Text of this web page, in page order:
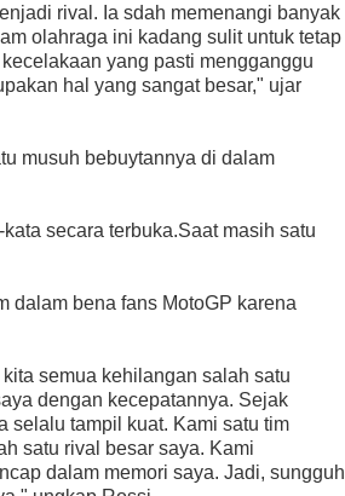
rival. Ia sdah memenangi banyak
olahraga ini kadang sulit untuk tetap
yang pasti mengganggu
hal yang sangat besar," ujar
musuh bebuytannya di dalam
secara terbuka.Saat masih satu
dalam bena fans MotoGP karena
semua kehilangan salah satu
dengan kecepatannya. Sejak
selalu tampil kuat. Kami satu tim
satu rival besar saya. Kami
dalam memori saya. Jadi, sungguh